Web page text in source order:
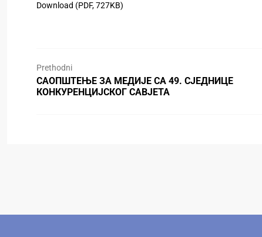
Download (PDF, 727KB)
Prethodni
САОПШТЕЊЕ ЗА МЕДИЈЕ СА 49. СЈЕДНИЦЕ
КОНКУРЕНЦИЈСКОГ САВЈЕТА